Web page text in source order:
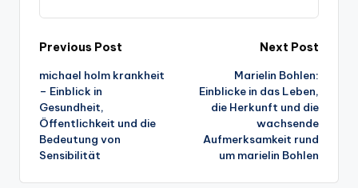
Post
navigation
Previous Post
michael holm krankheit
– Einblick in
Gesundheit,
Öffentlichkeit und die
Bedeutung von
Sensibilität
Next Post
Marielin Bohlen:
Einblicke in das Leben,
die Herkunft und die
wachsende
Aufmerksamkeit rund
um marielin Bohlen